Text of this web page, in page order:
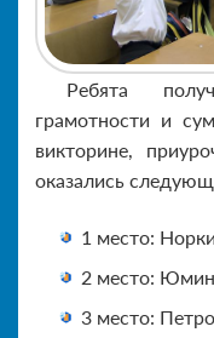
Ребята
грамотности и
викторине,
оказались
1 место:
2 место:
3 место: